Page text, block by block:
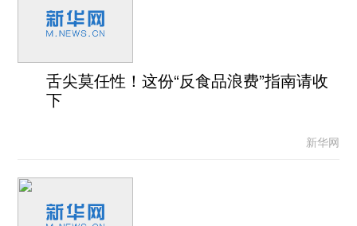
舌尖莫任性！这份“反食品浪费”指南请收
下
新华网